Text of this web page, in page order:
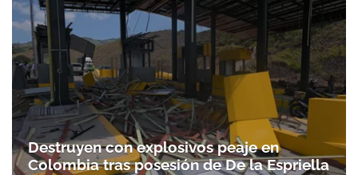
Destruyen con explosivos peaje en
Colombia tras posesión de De la Espriella